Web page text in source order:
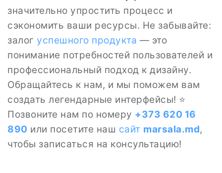
значительно упростить процесс и
сэкономить ваши ресурсы. Не забывайте:
залог успешного продукта — это
понимание потребностей пользователей и
профессиональный подход к дизайну.
Обращайтесь к нам, и мы поможем вам
создать легендарные интерфейсы! ⭐
Позвоните нам по номеру +373 620 16
890 или посетите наш сайт marsala.md,
чтобы записаться на консультацию!